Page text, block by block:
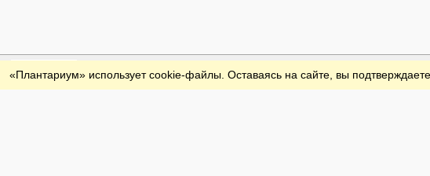
Обратная связь
«Плантариум» использует cookie-файлы. Оставаясь на сайте, вы